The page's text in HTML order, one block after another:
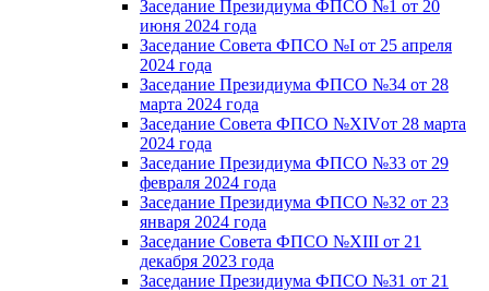
Заседание Президиума ФПСО №1 от 20
июня 2024 года
Заседание Совета ФПСО №I от 25 апреля
2024 года
Заседание Президиума ФПСО №34 от 28
марта 2024 года
Заседание Совета ФПСО №XIVот 28 марта
2024 года
Заседание Президиума ФПСО №33 от 29
февраля 2024 года
Заседание Президиума ФПСО №32 от 23
января 2024 года
Заседание Совета ФПСО №XIII от 21
декабря 2023 года
Заседание Президиума ФПСО №31 от 21